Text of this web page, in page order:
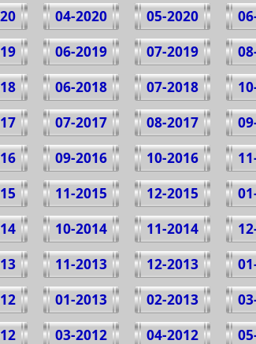
05-2020
04-2020
07-2019
06-2019
07-2018
06-2018
08-2017
07-2017
10-2016
09-2016
12-2015
11-2015
11-2014
10-2014
12-2013
11-2013
02-2013
01-2013
04-2012
03-2012